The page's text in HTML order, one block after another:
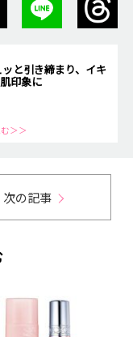
ッと引き締まり、イキ
印象に
＞＞
次の記事